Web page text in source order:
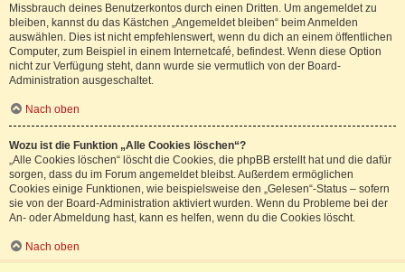
Missbrauch deines Benutzerkontos durch einen Dritten. Um angemeldet zu
bleiben, kannst du das Kästchen „Angemeldet bleiben“ beim Anmelden
auswählen. Dies ist nicht empfehlenswert, wenn du dich an einem öffentlichen
Computer, zum Beispiel in einem Internetcafé, befindest. Wenn diese Option
nicht zur Verfügung steht, dann wurde sie vermutlich von der Board-
Administration ausgeschaltet.
Nach oben
Wozu ist die Funktion „Alle Cookies löschen“?
„Alle Cookies löschen“ löscht die Cookies, die phpBB erstellt hat und die dafür
sorgen, dass du im Forum angemeldet bleibst. Außerdem ermöglichen
Cookies einige Funktionen, wie beispielsweise den „Gelesen“-Status – sofern
sie von der Board-Administration aktiviert wurden. Wenn du Probleme bei der
An- oder Abmeldung hast, kann es helfen, wenn du die Cookies löscht.
Nach oben